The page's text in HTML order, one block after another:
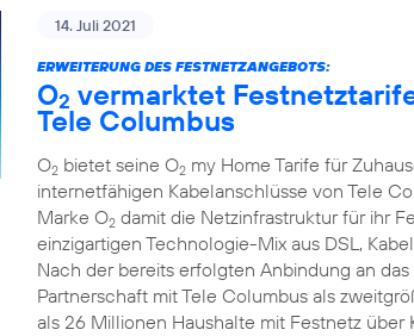
14. Juli 2021
ERWEITERUNG DES FESTNETZANGEBOTS:
O2 vermarktet
Tele Columbus
O2 bietet seine O2 my Home Tarife für
internetfähigen Kabelanschlüsse von Tele
Marke O2 damit die Netzinfrastruktur für ihr
einzigartigen Technologie-Mix aus DSL,
Nach der bereits erfolgten Anbindung an
Partnerschaft mit Tele Columbus als
als 26 Millionen Haushalte mit Festnetz über